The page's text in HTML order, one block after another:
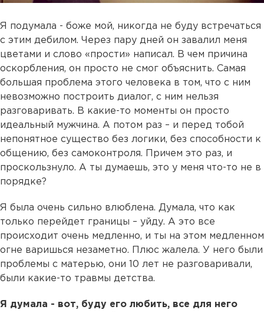
Я подумала - боже мой, никогда не буду встречаться
с этим дебилом. Через пару дней он завалил меня
цветами и слово «прости» написал. В чем причина
оскорбления, он просто не смог объяснить. Самая
большая проблема этого человека в том, что с ним
невозможно построить диалог, с ним нельзя
разговаривать. В какие-то моменты он просто
идеальный мужчина. А потом раз – и перед тобой
непонятное существо без логики, без способности к
общению, без самоконтроля. Причем это раз, и
проскользнуло. А ты думаешь, это у меня что-то не в
порядке?
Я была очень сильно влюблена. Думала, что как
только перейдет границы – уйду. А это все
происходит очень медленно, и ты на этом медленном
огне варишься незаметно. Плюс жалела. У него были
проблемы с матерью, они 10 лет не разговаривали,
были какие-то травмы детства.
Я думала - вот, буду его любить, все для него